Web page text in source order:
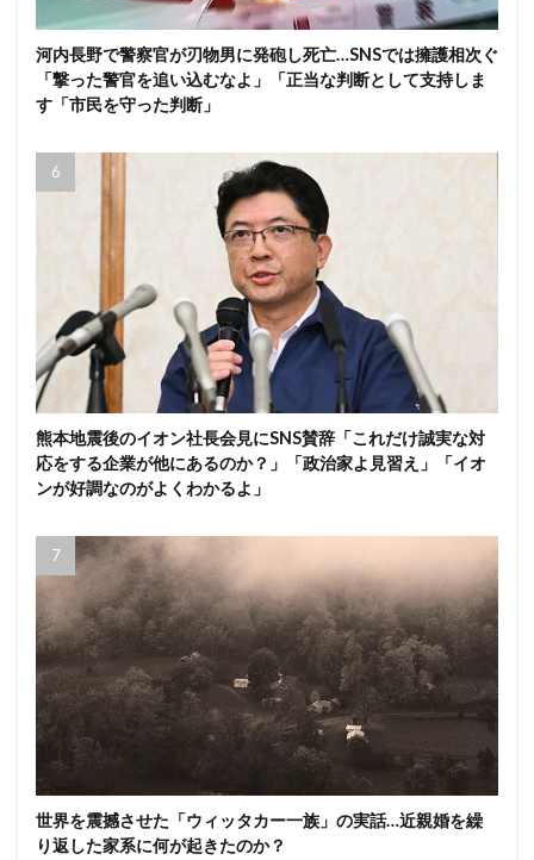
河内長野で警察官が刃物男に発砲し死亡…SNSでは擁護相次ぐ
「撃った警官を追い込むなよ」「正当な判断として支持しま
す「市民を守った判断」
熊本地震後のイオン社長会見にSNS賛辞「これだけ誠実な対
応をする企業が他にあるのか？」「政治家よ見習え」「イオ
ンが好調なのがよくわかるよ」
世界を震撼させた「ウィッタカー一族」の実話…近親婚を繰
り返した家系に何が起きたのか？